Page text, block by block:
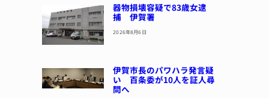
器物損壊容疑で83歳女逮
捕 伊賀署
2026年8月6日
伊賀市長のパワハラ発言疑
い 百条委が10人を証人尋
問へ